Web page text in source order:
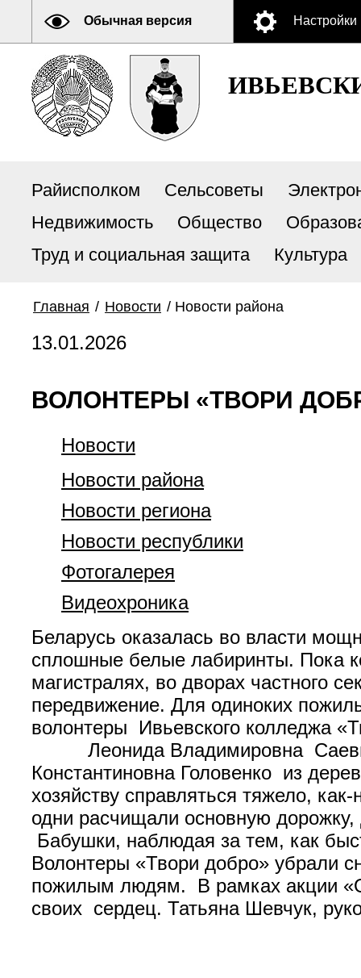
Обычная версия Настройки
Райисполком Сельсоветы
Недвижимость
Общество
Труд и социальная защита
Культура
Главная / Новости / Новости района
13.01.2026
ВОЛОНТЕРЫ «ТВОРИ
Новости
Новости района
Новости региона
Новости республики
Фотогалерея
Видеохроника
Беларусь оказалась во власти
сплошные белые лабиринты. Пока
магистралях, во дворах частного
передвижение. Для одиноких
волонтеры Ивьевского колледжа
Леонида Владимировна Саевич
Константиновна Головенко из
хозяйству справляться тяжело,
одни расчищали основную
Бабушки, наблюдая за тем, как
Волонтеры «Твори добро» убрали
пожилым людям. В рамках акции
своих сердец. Татьяна Шевчук,